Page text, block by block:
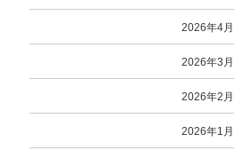
2026年4月
2026年3月
2026年2月
2026年1月